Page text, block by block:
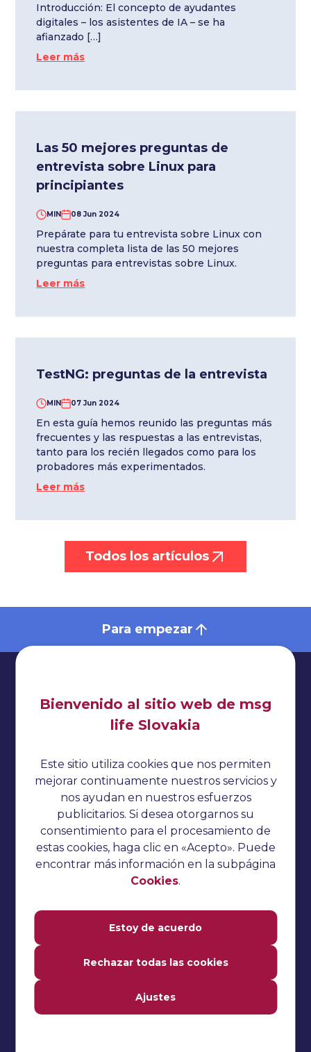
Introducción: El concepto de ayudantes
digitales – los asistentes de IA – se ha
afianzado […]
Leer más
Las 50 mejores preguntas de
entrevista sobre Linux para
principiantes
MIN 08 Jun 2024
Prepárate para tu entrevista sobre Linux con
nuestra completa lista de las 50 mejores
preguntas para entrevistas sobre Linux.
Leer más
TestNG: preguntas de la entrevista
MIN 07 Jun 2024
En esta guía hemos reunido las preguntas más
frecuentes y las respuestas a las entrevistas,
tanto para los recién llegados como para los
probadores más experimentados.
Leer más
Todos los artículos
Para empezar
Impresionante
Cookies
Sin categorizar
Preguntas de la entrevista
Tutorial del pepino
Pruebas de rendimiento
Tutorial de Katalon Studio
Pruebas manuales
Bienvenido al sitio web de msg
life Slovakia
Este sitio utiliza cookies que nos permiten
mejorar continuamente nuestros servicios y
nos ayudan en nuestros esfuerzos
publicitarios. Si desea otorgarnos su
consentimiento para el procesamiento de
estas cookies, haga clic en «Acepto». Puede
encontrar más información en la subpágina
Cookies.
Estoy de acuerdo
Rechazar todas las cookies
Ajustes